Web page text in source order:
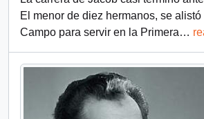
El menor de diez hermanos, se
Campo para servir en la Primera…